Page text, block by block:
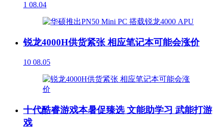
1 08.04
锐龙4000H供货紧张 相应笔记本可能会涨价
10 08.05
十代酷睿游戏本暑促臻选 文能助学习 武能打游
戏